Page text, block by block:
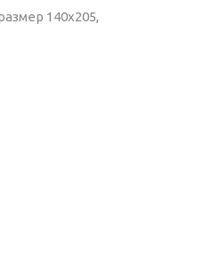
140х205,